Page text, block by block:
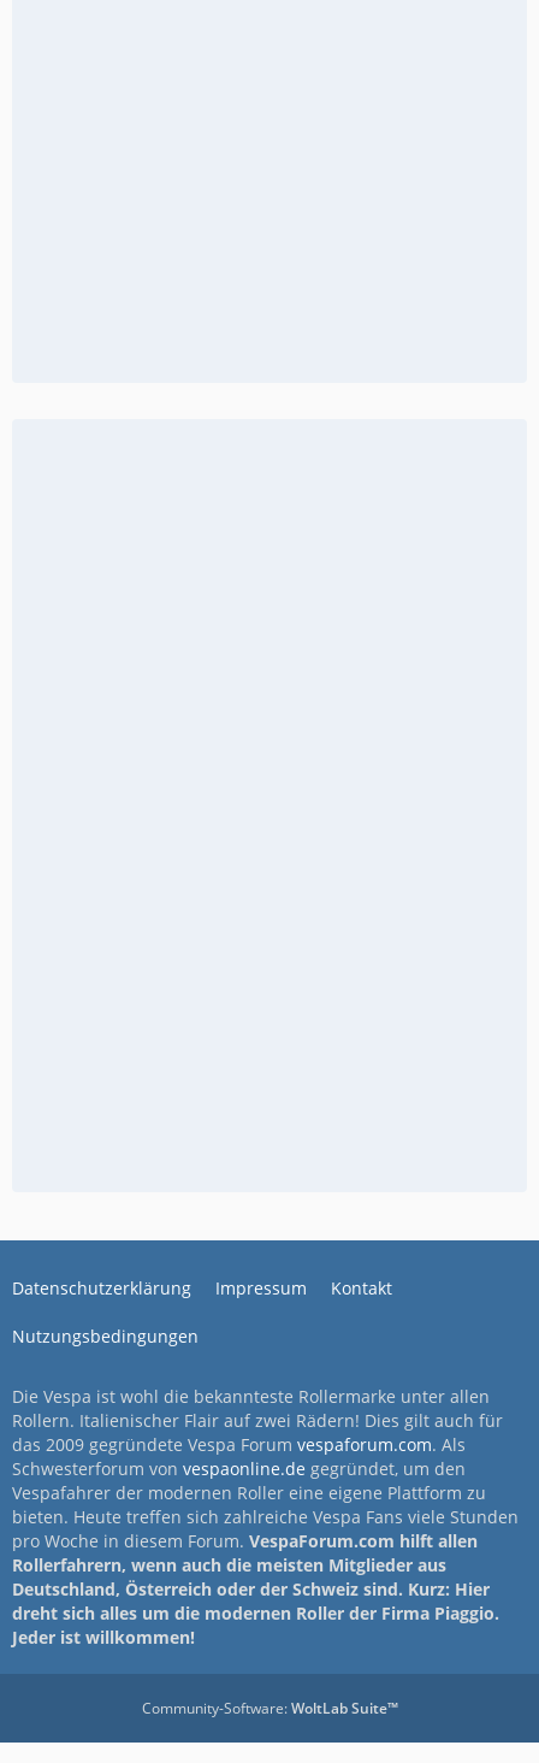
Datenschutzerklärung Impressum Kontakt
Nutzungsbedingungen
Die Vespa ist wohl die bekannteste Rollermarke unter allen
Rollern. Italienischer Flair auf zwei Rädern! Dies gilt auch für
das 2009 gegründete Vespa Forum vespaforum.com. Als
Schwesterforum von vespaonline.de gegründet, um den
Vespafahrer der modernen Roller eine eigene Plattform zu
bieten. Heute treffen sich zahlreiche Vespa Fans viele Stunden
pro Woche in diesem Forum. VespaForum.com hilft allen
Rollerfahrern, wenn auch die meisten Mitglieder aus
Deutschland, Österreich oder der Schweiz sind. Kurz: Hier
dreht sich alles um die modernen Roller der Firma Piaggio.
Jeder ist willkommen!
Community-Software:WoltLab Suite™